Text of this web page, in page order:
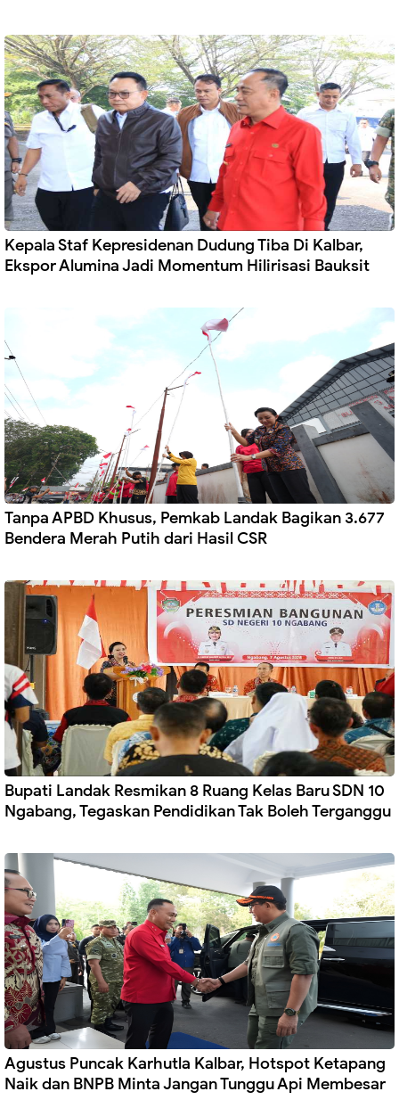
Kepala Staf Kepresidenan Dudung Tiba Di Kalbar,
Ekspor Alumina Jadi Momentum Hilirisasi Bauksit
Tanpa APBD Khusus, Pemkab Landak Bagikan 3.677
Bendera Merah Putih dari Hasil CSR
Bupati Landak Resmikan 8 Ruang Kelas Baru SDN 10
Ngabang, Tegaskan Pendidikan Tak Boleh Terganggu
Agustus Puncak Karhutla Kalbar, Hotspot Ketapang
Naik dan BNPB Minta Jangan Tunggu Api Membesar